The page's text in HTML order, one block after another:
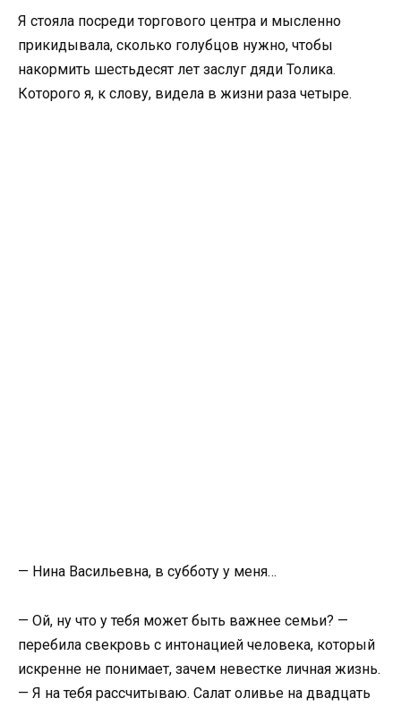
Я стояла посреди торгового центра и мысленно
прикидывала, сколько голубцов нужно, чтобы
накормить шестьдесят лет заслуг дяди Толика.
Которого я, к слову, видела в жизни раза четыре.
— Нина Васильевна, в субботу у меня…
— Ой, ну что у тебя может быть важнее семьи? —
перебила свекровь с интонацией человека, который
искренне не понимает, зачем невестке личная жизнь.
— Я на тебя рассчитываю. Салат оливье на двадцать